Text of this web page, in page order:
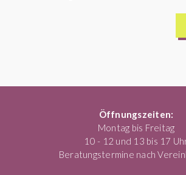
Öffnungszeiten:
Montag bis Freitag
10 - 12 und 13 bis 17
Beratungstermine nach